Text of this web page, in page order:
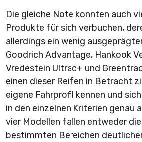
Die gleiche Note konnten auch
Produkte für sich verbuchen,
allerdings ein wenig
Goodrich Advantage, Hankook
Vredestein Ultrac+ und Greentrac
einen dieser Reifen in Betracht
eigene Fahrprofil kennen und
in den einzelnen Kriterien genau
vier Modellen fallen entweder
bestimmten Bereichen